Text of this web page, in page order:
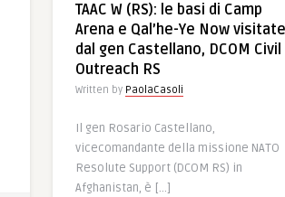
TAAC W (RS): le basi di Camp
Arena e Qal’he-Ye Now visitate
dal gen Castellano, DCOM Civil
Outreach RS
Written by PaolaCasoli
Il gen Rosario Castellano,
vicecomandante della missione NATO
Resolute Support (DCOM RS) in
Afghanistan, è […]